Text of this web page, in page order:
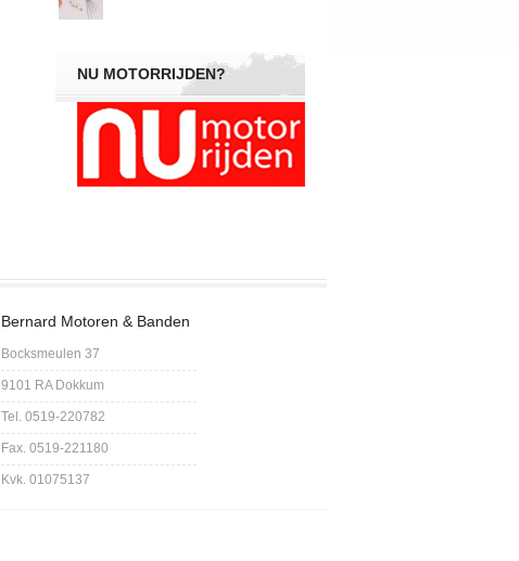
NU MOTORRIJDEN?
Bernard Motoren & Banden
Bocksmeulen 37
9101 RA Dokkum
Tel. 0519-220782
Fax. 0519-221180
Kvk. 01075137